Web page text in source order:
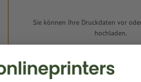
Sie können Ihre Druckdaten vor
hochladen.
Jetzt hochladen